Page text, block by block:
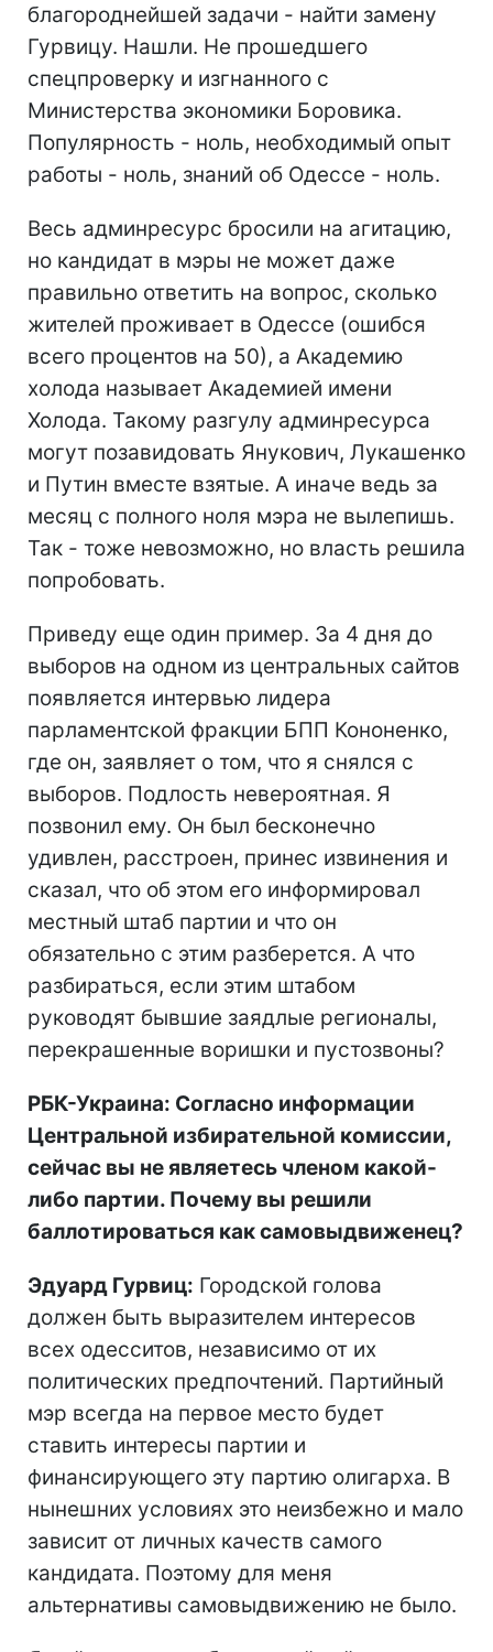
благороднейшей задачи - найти замену
Гурвицу. Нашли. Не прошедшего
спецпроверку и изгнанного с
Министерства экономики Боровика.
Популярность - ноль, необходимый опыт
работы - ноль, знаний об Одессе - ноль.
Весь админресурс бросили на агитацию,
но кандидат в мэры не может даже
правильно ответить на вопрос, сколько
жителей проживает в Одессе (ошибся
всего процентов на 50), а Академию
холода называет Академией имени
Холода. Такому разгулу админресурса
могут позавидовать Янукович, Лукашенко
и Путин вместе взятые. А иначе ведь за
месяц с полного ноля мэра не вылепишь.
Так - тоже невозможно, но власть решила
попробовать.
Приведу еще один пример. За 4 дня до
выборов на одном из центральных сайтов
появляется интервью лидера
парламентской фракции БПП Кононенко,
где он, заявляет о том, что я снялся с
выборов. Подлость невероятная. Я
позвонил ему. Он был бесконечно
удивлен, расстроен, принес извинения и
сказал, что об этом его информировал
местный штаб партии и что он
обязательно с этим разберется. А что
разбираться, если этим штабом
руководят бывшие заядлые регионалы,
перекрашенные воришки и пустозвоны?
РБК-Украина: Согласно информации
Центральной избирательной комиссии,
сейчас вы не являетесь членом какой-
либо партии. Почему вы решили
баллотироваться как самовыдвиженец?
Эдуард Гурвиц: Городской голова
должен быть выразителем интересов
всех одесситов, независимо от их
политических предпочтений. Партийный
мэр всегда на первое место будет
ставить интересы партии и
финансирующего эту партию олигарха. В
нынешних условиях это неизбежно и мало
зависит от личных качеств самого
кандидата. Поэтому для меня
альтернативы самовыдвижению не было.